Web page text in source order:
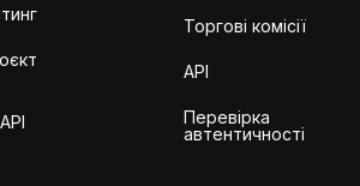
Торгові комісії
API
Перевірка
автентичності